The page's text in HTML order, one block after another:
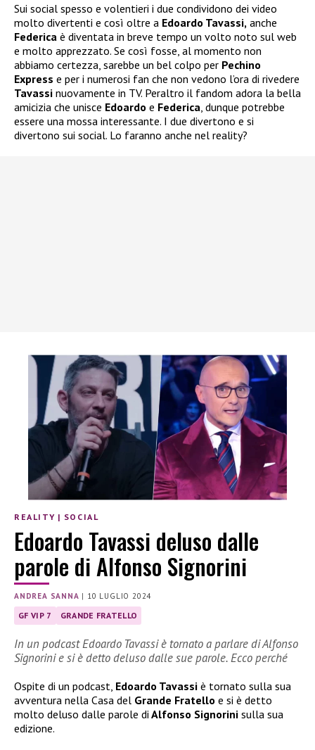
Sui social spesso e volentieri i due condividono dei video
molto divertenti e così oltre a Edoardo Tavassi, anche
Federica è diventata in breve tempo un volto noto sul web
e molto apprezzato. Se così fosse, al momento non
abbiamo certezza, sarebbe un bel colpo per Pechino
Express e per i numerosi fan che non vedono l’ora di rivedere
Tavassi nuovamente in TV. Peraltro il fandom adora la bella
amicizia che unisce Edoardo e Federica , dunque potrebbe
essere una mossa interessante. I due divertono e si
divertono sui social. Lo faranno anche nel reality?
REALITY | SOCIAL
Edoardo Tavassi deluso dalle
parole di Alfonso Signorini
ANDREA SANNA | 10 LUGLIO 2024
GF VIP 7 GRANDE FRATELLO
In un podcast Edoardo Tavassi è tornato a parlare di Alfonso
Signorini e si è detto deluso dalle sue parole. Ecco perché
Ospite di un podcast, Edoardo Tavassi è tornato sulla sua
avventura nella Casa del Grande Fratello e si è detto
molto deluso dalle parole di Alfonso Signorini sulla sua
edizione.